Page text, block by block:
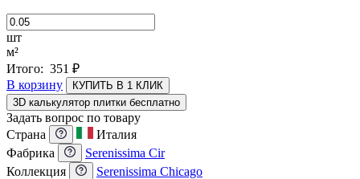
шт
м²
Итого: 351 ₽
В корзину
КУПИТЬ В 1 КЛИК
3D калькулятор плитки бесплатно
Задать вопрос по товару
Страна
Италия
Фабрика
Serenissima Cir
Коллекция
Serenissima Chicago